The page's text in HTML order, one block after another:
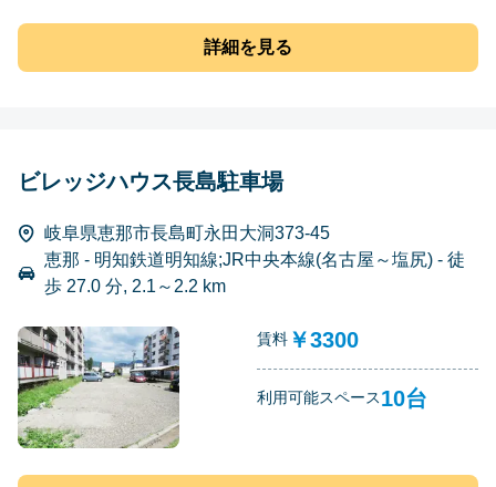
詳細を見る
ビレッジハウス長島駐車場
岐阜県恵那市長島町永田大洞373-45
恵那 - 明知鉄道明知線;JR中央本線(名古屋～塩尻) - 徒
歩 27.0 分, 2.1～2.2 km
賃料 ￥3300
利用可能スペース10台